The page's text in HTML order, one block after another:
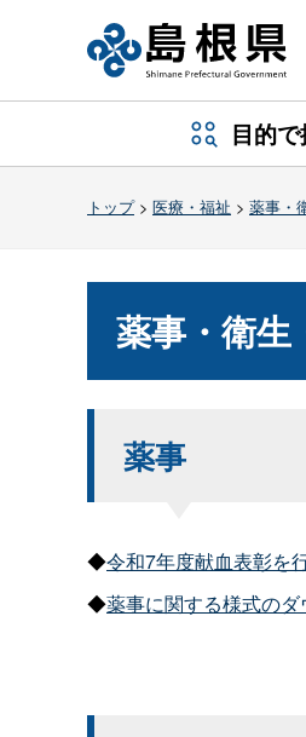
目的
トップ> 医療・福祉 > 薬事・
薬事・衛生
薬事
◆令和7年度献血表彰を
◆薬事に関する様式の